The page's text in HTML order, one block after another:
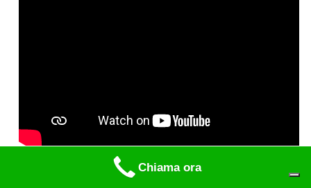
Trasferte di lavoro per cambio
Chiama ora